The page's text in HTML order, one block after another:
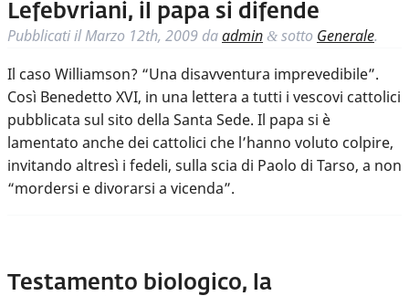
Lefebvriani, il papa si difende
Pubblicati ilMarzo 12th, 2009 daadmin & sotto Generale.
Il caso Williamson? “Una disavventura imprevedibile”.
Così Benedetto XVI, in una lettera a tutti i vescovi cattolici
pubblicata sul sito della Santa Sede. Il papa si è
lamentato anche dei cattolici che l’hanno voluto colpire,
invitando altresì i fedeli, sulla scia di Paolo di Tarso, a non
“mordersi e divorarsi a vicenda”.
Testamento biologico, la